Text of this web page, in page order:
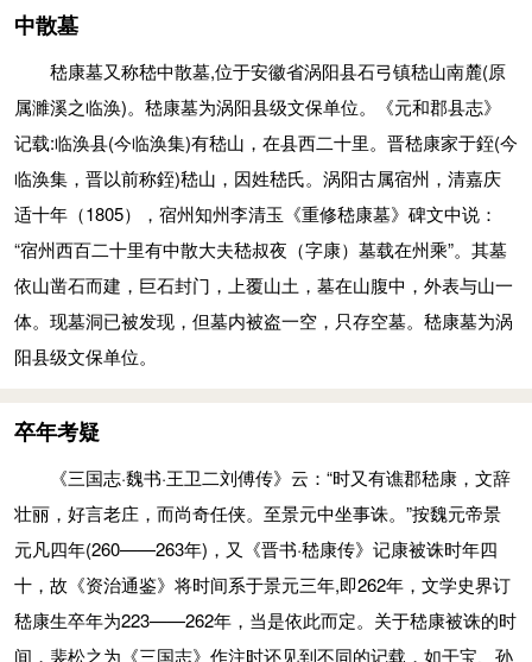
服食养生
养生诀窍。他认为，人之所以能长寿，在于注意平时在细微之处
保养自己。这就好比“为稼于汤之世(当时天下大旱)，偏一溉之功
者，必一溉而后枯，而一溉之益固不可诬也。”养生之道与此相
仿，关键在于平日一点一滴的修养，不使自身为七情所伤、六淫
所中，如此才能身体强健，得以长寿。但世人恰与此相反，“常
谓一怒不足以侵性，一哀不足以伤身，轻而肆之”，这可真是“不
识一溉之益，而望嘉谷于旱苗者也。”所以，世间多闻早夭之
人，难见皓首之翁。
嵇康认为人是可以长寿的。他说“至于导养得理，以尽性
故莫能得之。”嵇康认为，正确的养生应该是：“君子知形恃神以
立，神须形以存，悟出理之易失，知一过之害生。故修性以保
神，安心以全身，爱憎不栖于情，忧喜不留于意，泊然无感而体
气和平，又呼吸吐纳，服食养身，使形神相亲，表里俱济也。”
般，遂应吕巽之请，出面调停，把这件事情按了下来。可是，事
后吕巽却倒打一耙，恶人先告状，说吕安不孝顺，竟然敢挝母亲
之面。有口难辩的吕安想到了他心目中最尊贵的朋友嵇康。嵇康
拍案而起。嵇康写下了《与吕长悌绝交书》，痛骂吕巽一顿。他
想通过绝交来表白自身的好恶，他也想通过绝交来论证朋友的含
义。吕安入狱后，为了说明真相，自然要涉及嵇康调停之事，嵇
康也因此被投入监狱。
嵇绍不孤
嵇康临死之前，没有把自己的一双儿女托付给自己的哥哥嵇
喜，没有托付给他敬重的阮籍，也没有交给向秀，而是托付给了
源在，汝不孤矣。”）这才叫真正的朋友，这才叫真正的知己。
样。山涛没有辜负嵇康的重托，一直把嵇康的儿子养大成才。山
涛和王戎，在嵇康被杀害之后，对嵇绍一直都特别的照顾。他们
尽到了朋友应尽的道义与责任，使得这个孤弱的孩子，即使失去
了父亲，却还拥有他们慈父般的关怀与教导，不再那么无依无
靠，这是成语“嵇绍不孤”的由来。
见到一卷白绢写的书，立即喊嵇康去取，而书就再也不见了。王
烈于是感叹道：“嵇康志趣不同寻常却总是怀才不遇，这是命
啊！”
坚拒出仕
掌权的大将军司马昭欲礼聘他为幕府属官，他跑到河东郡躲
避征辟。司隶校尉钟会盛礼前去拜访，遭到他的冷遇。同为竹林
七贤的山涛离开选官之职时，举荐嵇康代替自己。嵇康作《与山
巨源绝交书》，列出自己有“七不堪”、“二不可”，坚决拒绝出
仕。
广陵绝响
下，欲状告吕巽。嵇康与吕巽、吕安兄弟均有交往，故劝吕安不
要揭发家丑，以全门第清誉。但吕巽害怕报复，于是先发制人，
反过来诬告吕安不孝，使得吕安被官府收捕。嵇康非常愤怒，出
面为吕安作证，因而触怒了司马昭。此时，与嵇康素有恩怨的钟
会，趁机向司马昭陷害嵇康，下令处死吕安、嵇康。
嵇康行刑当日，三千名太学生集体请愿，请求朝廷赦免他，
并要求让嵇康来太学任教，他们的这些要求并没有被同意。临刑
子击象图》传世，俱已失佚。
文学创作
嵇康继承了老庄的养生思想，进行实践颇有心得，他的《养
生论》是中国养生学史上第一篇较全面、较系统的养生专论。后
世养生大家如陶弘景、孙思邈等对他的养生思想都有借鉴。
《嵇康集》十卷书中，篇篇含养生之理，提出“越名教而任
自然”的养生看法。
魏晋之时，养生之学大兴，但当时有两种相对立的思想存
中散墓
嵇康墓又称嵇中散墓,位于安徽省涡阳县石弓镇嵇山南麓(原
属濉溪之临涣)。嵇康墓为涡阳县级文保单位。《元和郡县志》
记载:临涣县(今临涣集)有嵇山，在县西二十里。晋嵇康家于銍(今
临涣集，晋以前称銍)嵇山，因姓嵇氏。涡阳古属宿州，清嘉庆
适十年（1805），宿州知州李清玉《重修嵇康墓》碑文中说：
“宿州西百二十里有中散大夫嵇叔夜（字康）墓载在州乘”。其墓
依山凿石而建，巨石封门，上覆山土，墓在山腹中，外表与山一
体。现墓洞已被发现，但墓内被盗一空，只存空墓。嵇康墓为涡
阳县级文保单位。
卒年考疑
《三国志·魏书·王卫二刘傅传》云：“时又有谯郡嵇康，文辞
壮丽，好言老庄，而尚奇任侠。至景元中坐事诛。”按魏元帝景
元凡四年(260——263年)，又《晋书·嵇康传》记康被诛时年四
十，故《资治通鉴》将时间系于景元三年,即262年，文学史界订
嵇康生卒年为223——262年，当是依此而定。关于嵇康被诛的时
间，裴松之为《三国志》作注时还见到不同的记载，如干宝、孙